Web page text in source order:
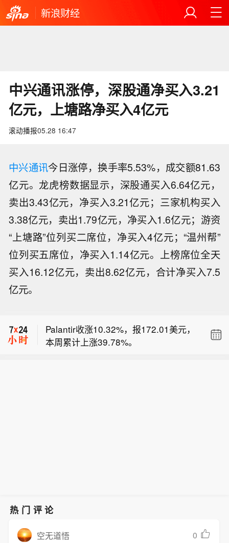
新浪财经
中兴通讯涨停，深股通净买入3.21
亿元，上塘路净买入4亿元
滚动播报05.28 16:47
中兴通讯今日涨停，换手率5.53%，成交额81.63
亿元。龙虎榜数据显示，深股通买入6.64亿元，
卖出3.43亿元，净买入3.21亿元；三家机构买入
3.38亿元，卖出1.79亿元，净买入1.6亿元；游资
“上塘路”位列买二席位，净买入4亿元；“温州帮”
位列买五席位，净买入1.14亿元。上榜席位全天
买入16.12亿元，卖出8.62亿元，合计净买入7.5
亿元。
Palantir收涨10.32%，报172.01美元，
本周累计上涨39.78%。
热门评论
空无道悟 0